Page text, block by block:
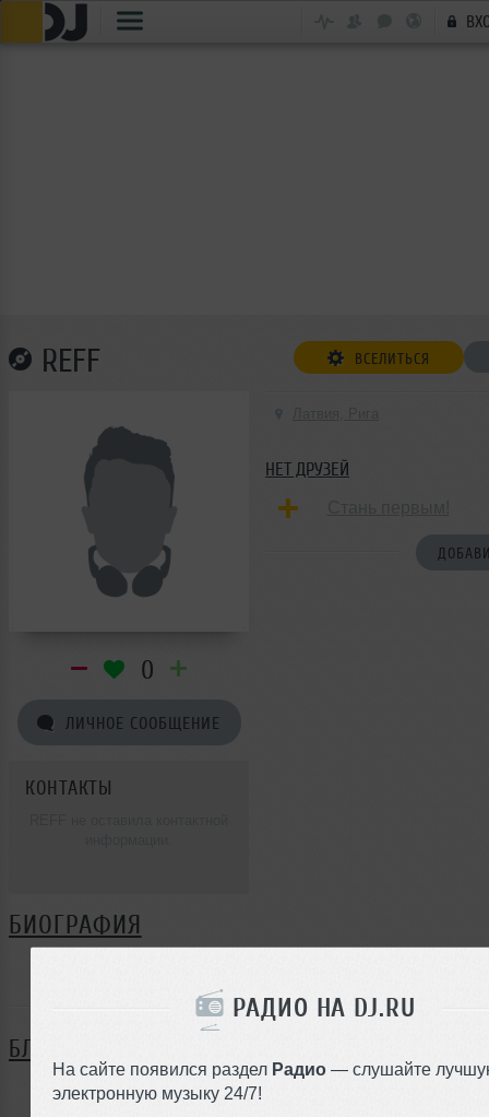
РАДИО НА DJ.RU
На сайте появился раздел Радио — слушайте
электронную музыку 24/7!
REFF ВСЕЛИТЬСЯ
0
ЛИЧНОЕ СООБЩЕНИЕ
КОНТАКТЫ
НЕТ ДРУЗЕЙ
БИОГРАФИЯ
БЛОГ
Нет записей в блоге